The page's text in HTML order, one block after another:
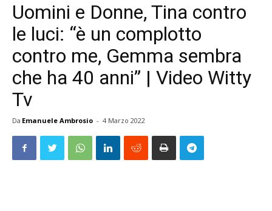
Uomini e Donne, Tina contro
le luci: “è un complotto
contro me, Gemma sembra
che ha 40 anni” | Video Witty
Tv
Da Emanuele Ambrosio - 4 Marzo 2022